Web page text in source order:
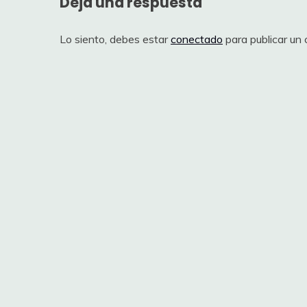
Lo siento, debes estarconectado para publicar un